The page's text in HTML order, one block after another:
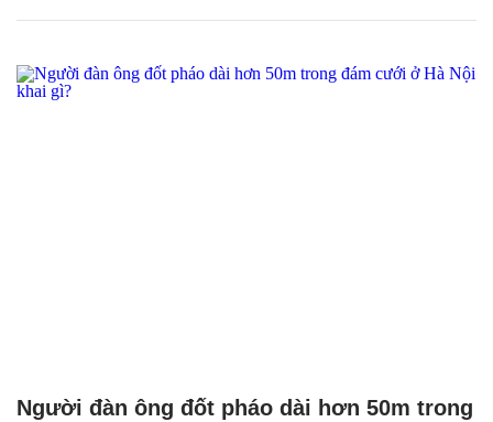
Người đàn ông đốt pháo dài hơn 50m trong